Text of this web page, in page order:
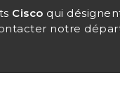
Cisco qui
notre